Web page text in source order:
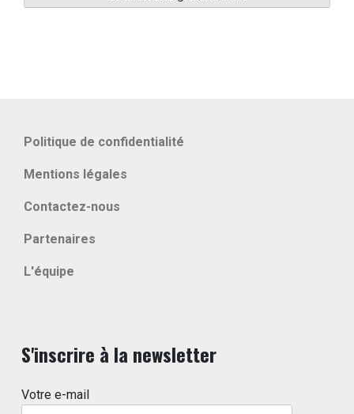
Politique de confidentialité
Mentions légales
Contactez-nous
Partenaires
L'équipe
S'inscrire à la newsletter
Votre e-mail